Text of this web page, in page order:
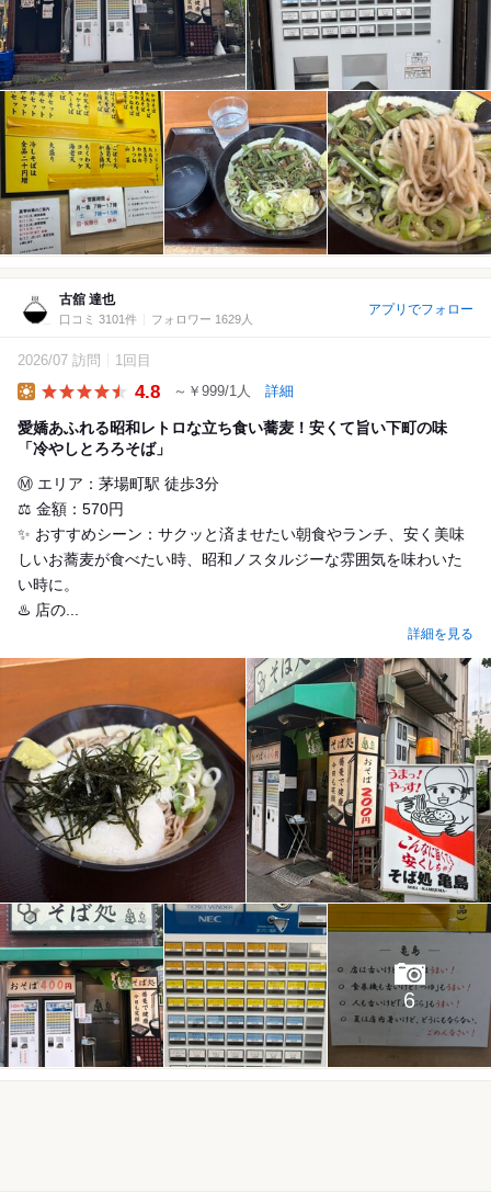
古舘 達也
口コミ 3101件 フォロワー 1629人
アプリでフォロー
2026/07 訪問 1回目
4.8 ～￥999/1人 詳細
愛嬌あふれる昭和レトロな立ち食い蕎麦！安くて旨い下町の味
「冷やしとろろそば」
Ⓜ️ エリア：茅場町駅 徒歩3分
⚖️ 金額：570円
✨ おすすめシーン：サクッと済ませたい朝食やランチ、安く美味
しいお蕎麦が食べたい時、昭和ノスタルジーな雰囲気を味わいた
い時に。
♨️ 店の...
詳細を見る
6